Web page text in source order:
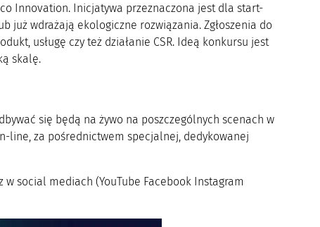
Innovation. Inicjatywa przeznaczona jest dla start-
już wdrażają ekologiczne rozwiązania. Zgłoszenia do
usługę czy też działanie CSR. Ideą konkursu jest
skalę.
się będą na żywo na poszczególnych scenach w
line, za pośrednictwem specjalnej, dedykowanej
w social mediach (YouTube Facebook Instagram